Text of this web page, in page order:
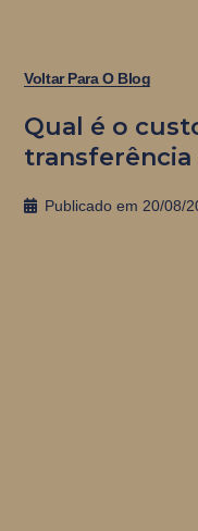
Voltar Para O Blog
Qual é o
transferência
Publicado em 20/08/